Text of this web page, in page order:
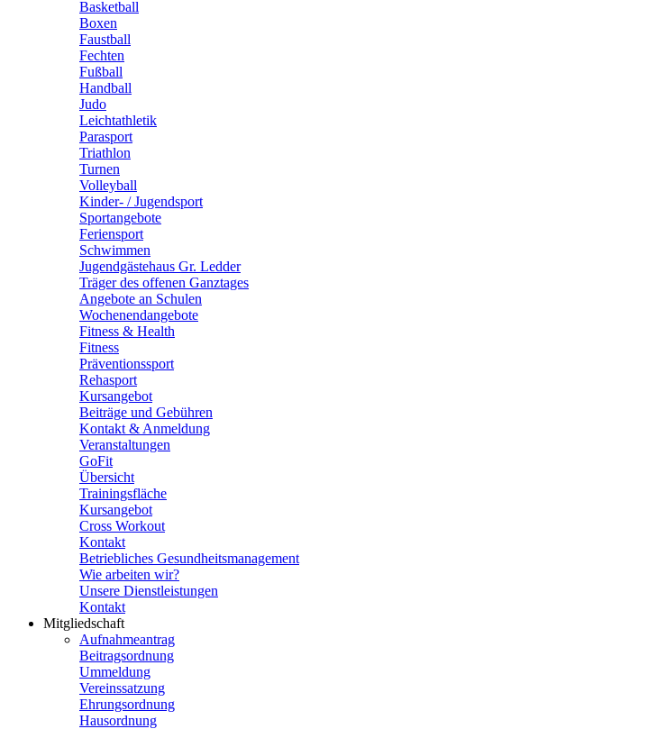
Basketball
Boxen
Faustball
Fechten
Fußball
Handball
Judo
Leichtathletik
Parasport
Triathlon
Turnen
Volleyball
Kinder- / Jugendsport
Sportangebote
Feriensport
Schwimmen
Jugendgästehaus Gr. Ledder
Träger des offenen Ganztages
Angebote an Schulen
Wochenendangebote
Fitness & Health
Fitness
Präventionssport
Rehasport
Kursangebot
Beiträge und Gebühren
Kontakt & Anmeldung
Veranstaltungen
GoFit
Übersicht
Trainingsfläche
Kursangebot
Cross Workout
Kontakt
Betriebliches Gesundheitsmanagement
Wie arbeiten wir?
Unsere Dienstleistungen
Kontakt
Mitgliedschaft
Aufnahmeantrag
Beitragsordnung
Ummeldung
Vereinssatzung
Ehrungsordnung
Hausordnung